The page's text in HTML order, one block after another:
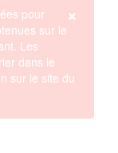
×
pour
sur le
Les
dans le
sur le site du